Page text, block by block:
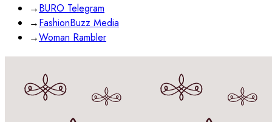
→BURO Telegram
→FashionBuzz Media
→Woman Rambler